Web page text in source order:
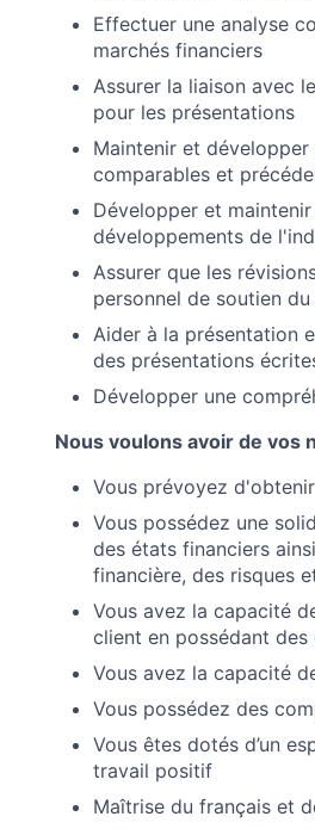
Effectuer une analyse
marchés financiers
Assurer la liaison avec
pour les présentations
Maintenir et
comparables et
Développer et
développements de
Assurer que les
personnel de soutien
Aider à la présentation
des présentations
Développer une
Nous voulons avoir de vos
Vous prévoyez
Vous possédez une
des états financiers
financière, des risques
Vous avez la capacité
client en possédant
Vous avez la capacité
Vous possédez des
Vous êtes dotés d’un
travail positif
Maîtrise du français et